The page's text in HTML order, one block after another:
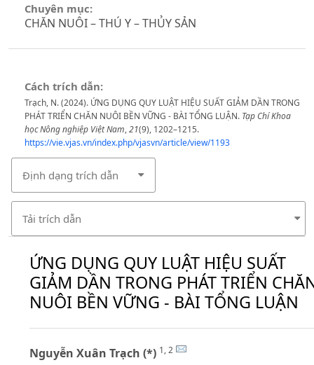
Chuyên mục:
CHĂN NUÔI – THÚ Y – THỦY SẢN
Cách trích dẫn:
Trạch, N. (2024). ỨNG DỤNG QUY LUẬT HIỆU SUẤT GIẢM DẦN TRONG
PHÁT TRIỂN CHĂN NUÔI BỀN VỮNG - BÀI TỔNG LUẬN. Tạp Chí Khoa
học Nông nghiệp Việt Nam,21(9), 1202–1215.
https://vie.vjas.vn/index.php/vjasvn/article/view/1193
Định dạng trích dẫn
Tải trích dẫn
ỨNG DỤNG QUY LUẬT HIỆU SUẤT
GIẢM DẦN TRONG PHÁT TRIỂN
NUÔI BỀN VỮNG - BÀI TỔNG LUẬN
Nguyễn Xuân Trạch (*) 1, 2